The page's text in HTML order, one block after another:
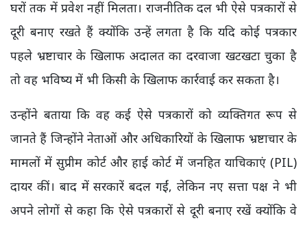
घरों तक में प्रवेश नहीं मिलता। राजनीतिक दल भी ऐसे पत्रकारों से
दूरी बनाए रखते हैं क्योंकि उन्हें लगता है कि यदि कोई पत्रकार
पहले भ्रष्टाचार के खिलाफ अदालत का दरवाजा खटखटा चुका है
तो वह भविष्य में भी किसी के खिलाफ कार्रवाई कर सकता है।
उन्होंने बताया कि वह कई ऐसे पत्रकारों को व्यक्तिगत रूप से
जानते हैं जिन्होंने नेताओं और अधिकारियों के खिलाफ भ्रष्टाचार के
मामलों में सुप्रीम कोर्ट और हाई कोर्ट में जनहित याचिकाएं (PIL)
दायर कीं। बाद में सरकारें बदल गईं, लेकिन नए सत्ता पक्ष ने भी
अपने लोगों से कहा कि ऐसे पत्रकारों से दूरी बनाए रखें क्योंकि वे